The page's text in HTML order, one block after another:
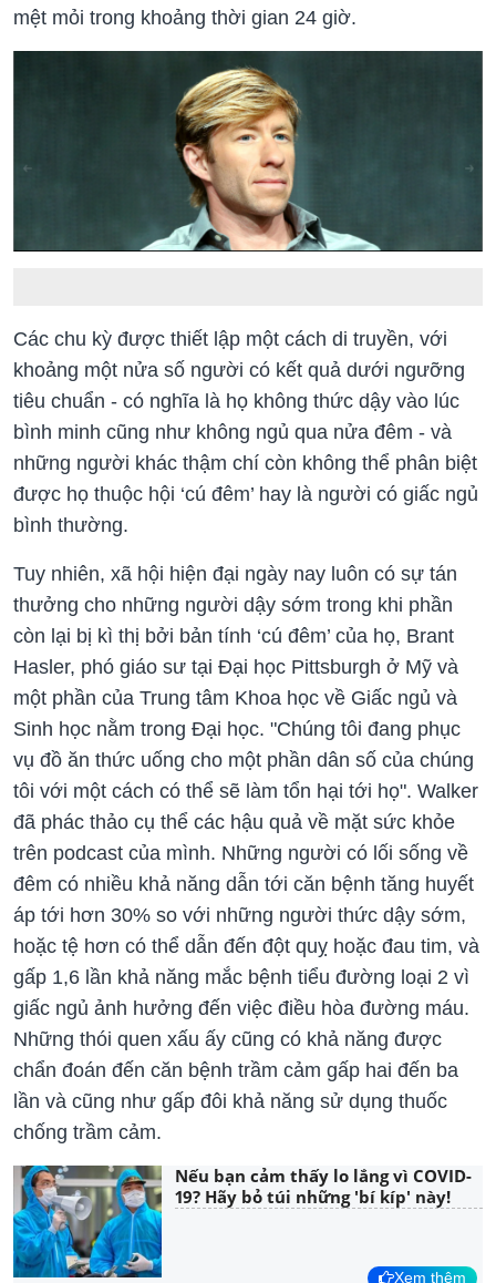
mệt mỏi trong khoảng thời gian 24 giờ.
Các chu kỳ được thiết lập một cách di truyền, với
khoảng một nửa số người có kết quả dưới ngưỡng
tiêu chuẩn - có nghĩa là họ không thức dậy vào lúc
bình minh cũng như không ngủ qua nửa đêm - và
những người khác thậm chí còn không thể phân biệt
được họ thuộc hội ‘cú đêm’ hay là người có giấc ngủ
bình thường.
Tuy nhiên, xã hội hiện đại ngày nay luôn có sự tán
thưởng cho những người dậy sớm trong khi phần
còn lại bị kì thị bởi bản tính ‘cú đêm’ của họ, Brant
Hasler, phó giáo sư tại Đại học Pittsburgh ở Mỹ và
một phần của Trung tâm Khoa học về Giấc ngủ và
Sinh học nằm trong Đại học. "Chúng tôi đang phục
vụ đồ ăn thức uống cho một phần dân số của chúng
tôi với một cách có thể sẽ làm tổn hại tới họ". Walker
đã phác thảo cụ thể các hậu quả về mặt sức khỏe
trên podcast của mình. Những người có lối sống về
đêm có nhiều khả năng dẫn tới căn bệnh tăng huyết
áp tới hơn 30% so với những người thức dậy sớm,
hoặc tệ hơn có thể dẫn đến đột quỵ hoặc đau tim, và
gấp 1,6 lần khả năng mắc bệnh tiểu đường loại 2 vì
giấc ngủ ảnh hưởng đến việc điều hòa đường máu.
Những thói quen xấu ấy cũng có khả năng được
chẩn đoán đến căn bệnh trầm cảm gấp hai đến ba
lần và cũng như gấp đôi khả năng sử dụng thuốc
chống trầm cảm.
Nếu bạn cảm thấy lo lắng vì COVID-
19? Hãy bỏ túi những 'bí kíp' này!
Xem thêm